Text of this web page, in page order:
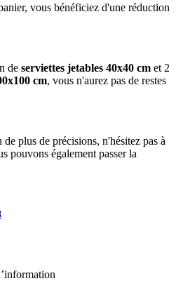
vous bénéficiez d'une réduction
de serviettes jetables 40x40 cm et 2
cm, vous n'aurez pas de restes
plus de précisions, n'hésitez pas à
pouvons également passer la